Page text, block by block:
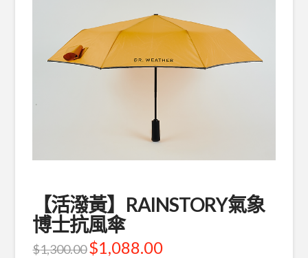
【活潑黃】RAINSTORY氣象
博士抗風傘
$1,300.00$1,088.00